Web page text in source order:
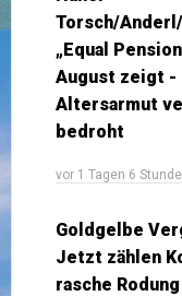
Torsch/
„Equal
August zeigt -
Altersarmut
bedroht
vor 1 Tagen 6
Goldgelbe
Jetzt zählen
rasche